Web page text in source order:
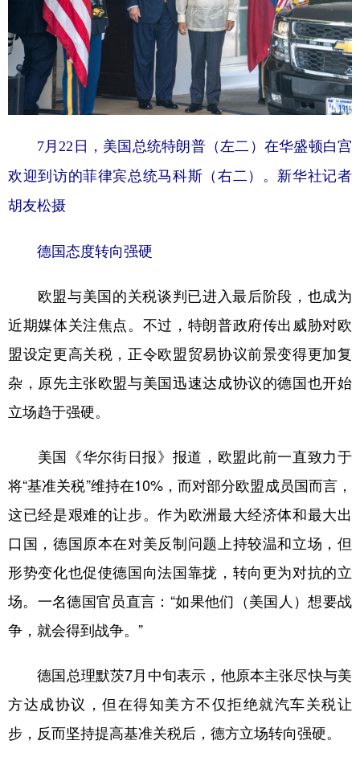
7月22日，美国总统特朗普（左二）在华盛顿白宫
欢迎到访的菲律宾总统马科斯（右二）。新华社记者
胡友松摄
德国态度转向强硬
欧盟与美国的关税谈判已进入最后阶段，也成为
近期媒体关注焦点。不过，特朗普政府传出威胁对欧
盟设定更高关税，正令欧盟贸易协议前景变得更加复
杂，原先主张欧盟与美国迅速达成协议的德国也开始
立场趋于强硬。
美国《华尔街日报》报道，欧盟此前一直致力于
将“基准关税”维持在10%，而对部分欧盟成员国而言，
这已经是艰难的让步。作为欧洲最大经济体和最大出
口国，德国原本在对美反制问题上持较温和立场，但
形势变化也促使德国向法国靠拢，转向更为对抗的立
场。一名德国官员直言：“如果他们（美国人）想要战
争，就会得到战争。”
德国总理默茨7月中旬表示，他原本主张尽快与美
方达成协议，但在得知美方不仅拒绝就汽车关税让
步，反而坚持提高基准关税后，德方立场转向强硬。